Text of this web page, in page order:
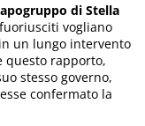
di Stella
vogliano
in un lungo intervento
questo rapporto,
stesso governo,
confermato la